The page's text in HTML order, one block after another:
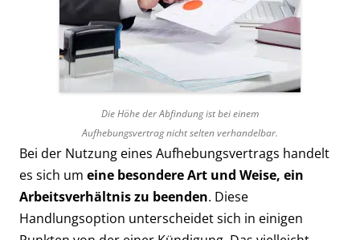
Die Höhe der Abfindung ist bei einem
Aufhebungsvertrag nicht selten verhandelbar.
Bei der Nutzung eines Aufhebungsvertrags handelt
es sich um eine besondere Art und Weise, ein
Arbeitsverhältnis zu beenden. Diese
Handlungsoption unterscheidet sich in einigen